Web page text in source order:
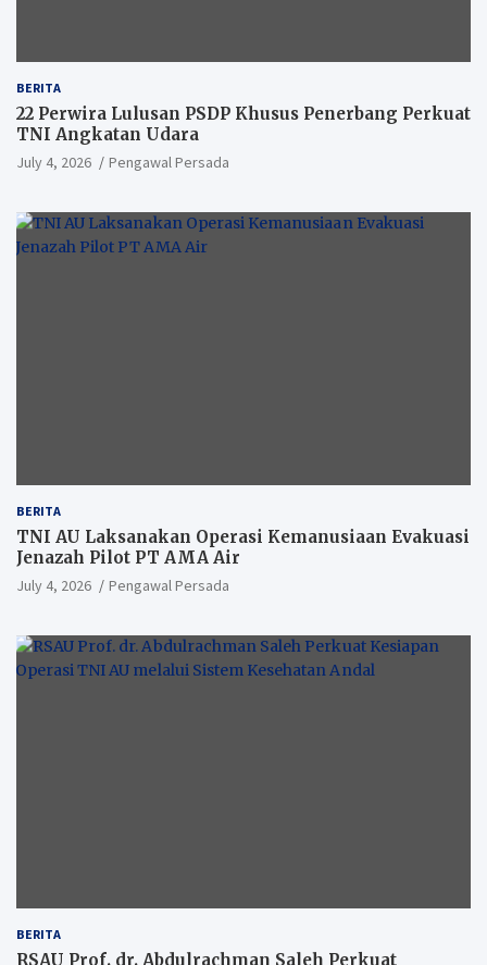
BERITA
22 Perwira Lulusan PSDP Khusus Penerbang Perkuat
TNI Angkatan Udara
July 4, 2026 Pengawal Persada
BERITA
TNI AU Laksanakan Operasi Kemanusiaan Evakuasi
Jenazah Pilot PT AMA Air
July 4, 2026 Pengawal Persada
BERITA
RSAU Prof. dr. Abdulrachman Saleh Perkuat